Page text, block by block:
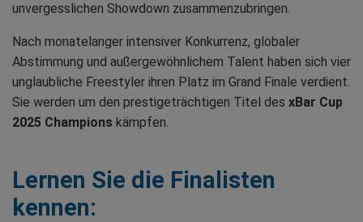
unvergesslichen Showdown zusammenzubringen.
Nach monatelanger intensiver Konkurrenz, globaler
Abstimmung und außergewöhnlichem Talent haben sich vier
unglaubliche Freestyler ihren Platz im Grand Finale verdient.
Sie werden um den prestigeträchtigen Titel des xBar Cup
2025 Champions kämpfen.
Lernen Sie die Finalisten
kennen: